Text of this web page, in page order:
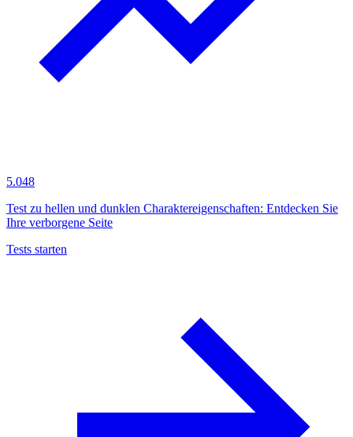
5.048
Test zu hellen und dunklen Charaktereigenschaften: Entdecken Sie
Ihre verborgene Seite
Tests starten